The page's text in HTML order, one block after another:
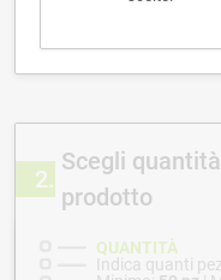
2
Scegli
prodotto
QUANTITÀ
Indica quanti